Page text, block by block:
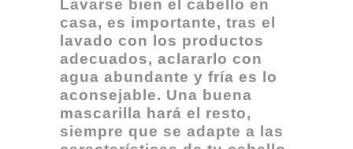
Lavarse bien el cabello en
casa, es importante, tras el
lavado con los productos
adecuados, aclararlo con
agua abundante y fría es lo
aconsejable. Una buena
mascarilla hará el resto,
siempre que se adapte a las